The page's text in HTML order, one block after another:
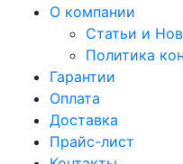
О компании
Статьи и
Политика
Гарантии
Оплата
Доставка
Прайс-лист